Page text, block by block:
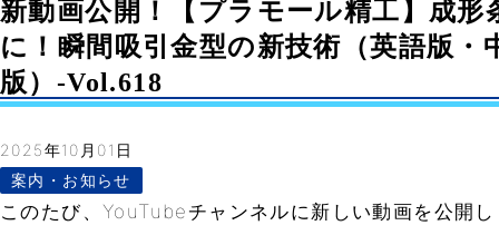
新動画公開！【プラモール精工】成形
に！瞬間吸引金型の新技術（英語版・
版）-Vol.618
2025年10月01日
案内・お知らせ
このたび、YouTubeチャンネルに新しい動画を公開